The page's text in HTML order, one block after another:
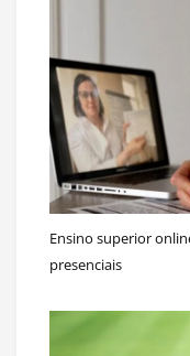
Ensino superior
presenciais